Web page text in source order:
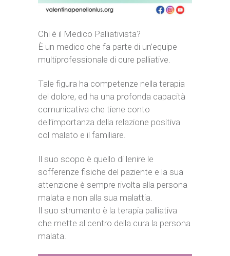
Chi è il Medico Palliativista?
È un medico che fa parte di un’equipe
multiprofessionale di cure palliative.
Tale figura ha competenze nella terapia
del dolore, ed ha una profonda capacità
comunicativa che tiene conto
dell’importanza della relazione positiva
col malato e il familiare.
Il suo scopo è quello di lenire le
sofferenze fisiche del paziente e la sua
attenzione è sempre rivolta alla persona
malata e non alla sua malattia.
Il suo strumento è la terapia palliativa
che mette al centro della cura la persona
malata.